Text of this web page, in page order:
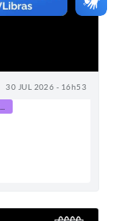
30 JUL 2026 - 16h53